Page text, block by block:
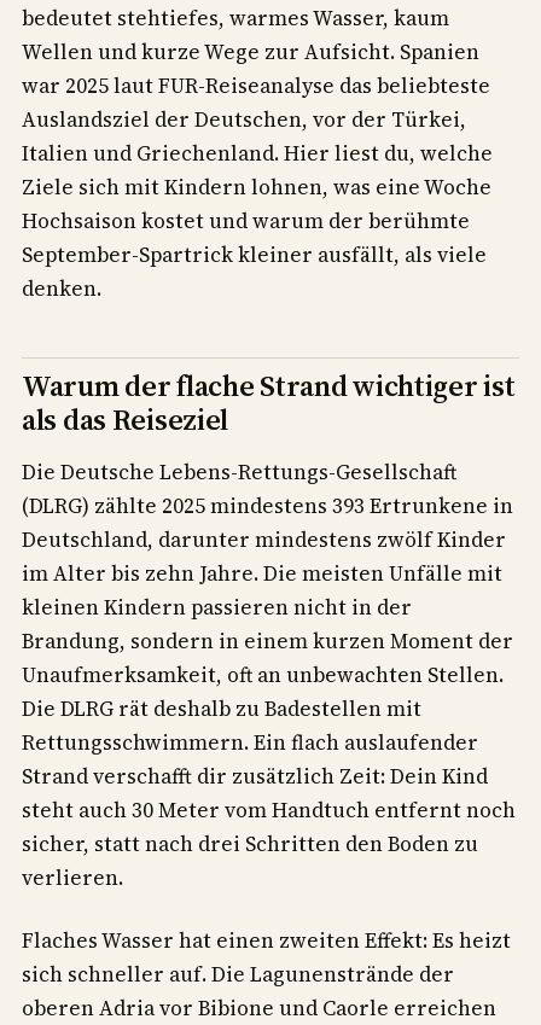
bedeutet stehtiefes, warmes Wasser, kaum
Wellen und kurze Wege zur Aufsicht. Spanien
war 2025 laut FUR-Reiseanalyse das beliebteste
Auslandsziel der Deutschen, vor der Türkei,
Italien und Griechenland. Hier liest du, welche
Ziele sich mit Kindern lohnen, was eine Woche
Hochsaison kostet und warum der berühmte
September-Spartrick kleiner ausfällt, als viele
denken.
Warum der flache Strand wichtiger ist
als das Reiseziel
Die Deutsche Lebens-Rettungs-Gesellschaft
(DLRG) zählte 2025 mindestens 393 Ertrunkene in
Deutschland, darunter mindestens zwölf Kinder
im Alter bis zehn Jahre. Die meisten Unfälle mit
kleinen Kindern passieren nicht in der
Brandung, sondern in einem kurzen Moment der
Unaufmerksamkeit, oft an unbewachten Stellen.
Die DLRG rät deshalb zu Badestellen mit
Rettungsschwimmern. Ein flach auslaufender
Strand verschafft dir zusätzlich Zeit: Dein Kind
steht auch 30 Meter vom Handtuch entfernt noch
sicher, statt nach drei Schritten den Boden zu
verlieren.
Flaches Wasser hat einen zweiten Effekt: Es heizt
sich schneller auf. Die Lagunenstrände der
oberen Adria vor Bibione und Caorle erreichen